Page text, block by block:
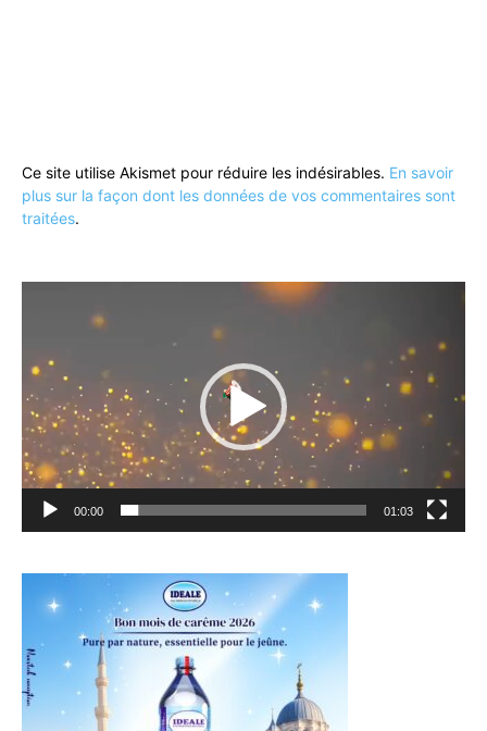
Ce site utilise Akismet pour réduire les indésirables. En savoir
plus sur la façon dont les données de vos commentaires sont
traitées.
00:00 01:03